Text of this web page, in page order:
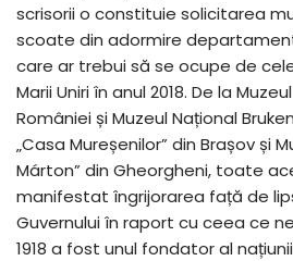
scrisorii o constituie solicitarea
scoate din adormire
care ar trebui să se ocupe de
Marii Uniri în anul 2018. De la
României și Muzeul Național
„Casa Mureșenilor” din Brașov și
Márton” din Gheorgheni, toate
manifestat îngrijorarea față de
Guvernului în raport cu ceea ce
1918 a fost unul fondator al